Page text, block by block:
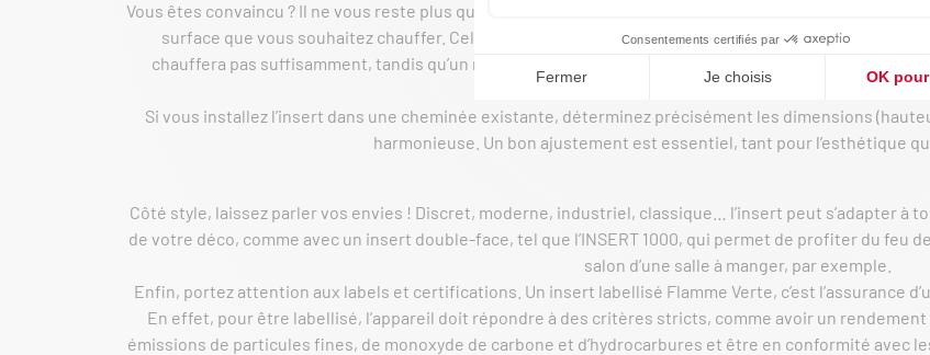
Vous êtes convaincu ? Il ne vous reste plus qu’à choisir le bon modèle. Voici les conseils des experts
surface que vous souhaitez chauffer. Cela vous permettra d’adapter la puissance de votre insert à
chauffera pas suffisamment, tandis qu’un modèle trop puissant consommera trop de bois et créera
économies escomptées.
Si vous installez l’insert dans une cheminée existante, déterminez précisément les dimensions
harmonieuse. Un bon ajustement est essentiel, tant pour l’esthétique
Côté style, laissez parler vos envies ! Discret, moderne, industriel, classique… l’insert peut s’adapter à
de votre déco, comme avec un insert double-face, tel que l’INSERT 1000, qui permet de profiter du feu
salon d’une salle à manger, par exemple.
Enfin, portez attention aux labels et certifications. Un insert labellisé Flamme Verte, c’est l’assurance
En effet, pour être labellisé, l’appareil doit répondre à des critères stricts, comme avoir un
émissions de particules fines, de monoxyde de carbone et d’hydrocarbures et être en conformité avec